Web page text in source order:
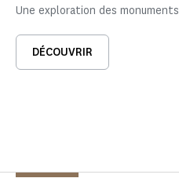
Une exploration des
DÉCOUVRIR